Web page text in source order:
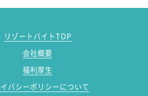
リゾートバイトTOP
会社概要
福利厚生
バシーポリシーについて